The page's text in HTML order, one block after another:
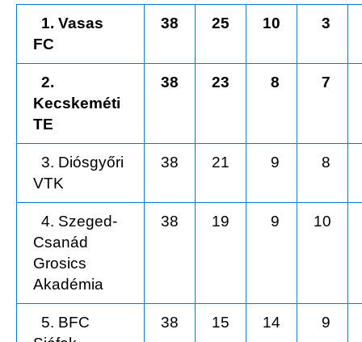
1. Vasas
FC
38 25 10 3
2.
Kecskeméti
TE
38 23 8 7
3. Diósgyőri
VTK
38 21 9 8
4. Szeged-
Csanád
Grosics
Akadémia
38 19 9 10
5. BFC
38 15 14 9